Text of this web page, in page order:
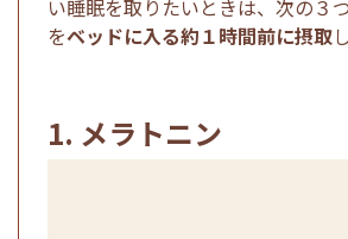
い睡眠を取りたいときは、次の３
をベッドに入る約１時間前に摂取
1. メラトニン